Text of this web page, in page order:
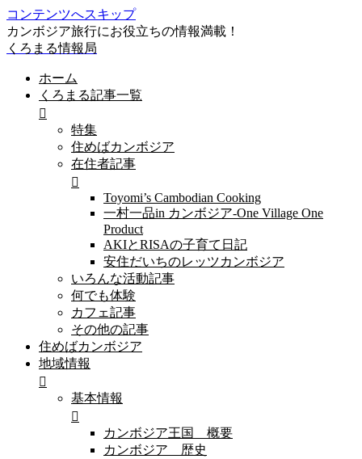
コンテンツへスキップ
カンボジア旅行にお役立ちの情報満載！
くろまる情報局
ホーム
くろまる記事一覧
特集
住めばカンボジア
在住者記事
Toyomi’s Cambodian Cooking
一村一品in カンボジア-One Village One
Product
AKIとRISAの子育て日記
安住だいちのレッツカンボジア
いろんな活動記事
何でも体験
カフェ記事
その他の記事
住めばカンボジア
地域情報
基本情報
カンボジア王国 概要
カンボジア 歴史